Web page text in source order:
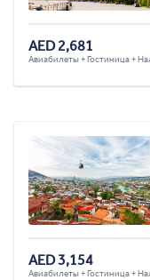
AED 2,681
Авиабилеты + Гостиница +
AED 3,154
Авиабилеты + Гостиница +